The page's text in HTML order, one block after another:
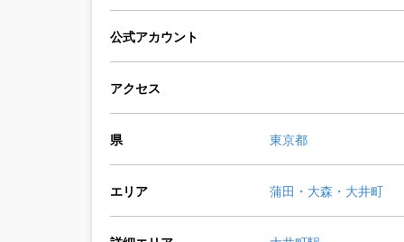
公式アカウント
アクセス
県 東京都
エリア 蒲田・大森・大井町